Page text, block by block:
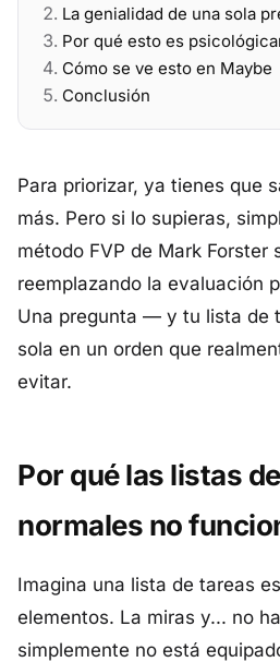
La genialidad de una sola
Por qué esto es
Cómo se ve esto en Maybe
Conclusión
Para priorizar, ya tienes que
más. Pero si lo supieras,
método FVP de Mark Forster
reemplazando la evaluación
Una pregunta — y tu lista de
sola en un orden que
evitar.
Por qué las listas
normales no
Imagina una lista de tareas
elementos. La miras y... no
simplemente no está